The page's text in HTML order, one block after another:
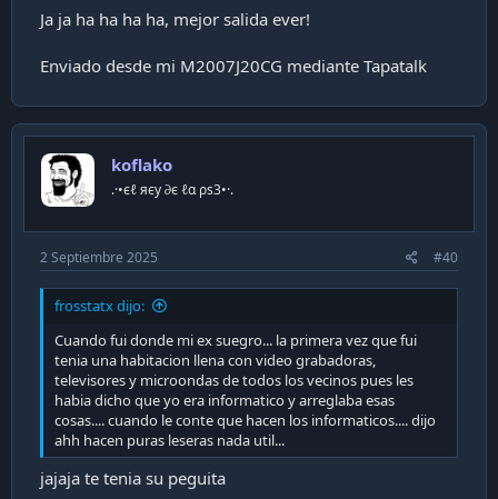
Ja ja ha ha ha ha, mejor salida ever!
Enviado desde mi M2007J20CG mediante Tapatalk
koflako
.·•єℓ яєу ∂є ℓα ρѕ3•·.
2 Septiembre 2025 #40
frosstatx dijo:
Cuando fui donde mi ex suegro... la primera vez que fui
tenia una habitacion llena con video grabadoras,
televisores y microondas de todos los vecinos pues les
habia dicho que yo era informatico y arreglaba esas
cosas.... cuando le conte que hacen los informaticos.... dijo
ahh hacen puras leseras nada util...
jajaja te tenia su peguita